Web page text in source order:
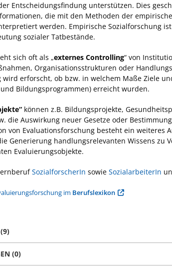
Entscheidungsfindung unterstützen. Dies
die mit den Methoden der
werden. Empirische Sozialforschung
sozialer Tatbestände.
sich oft als „externes Controlling“ von
Organisationsstrukturen oder
erforscht, ob bzw. in welchem Maße Ziele
und Bildungsprogrammen) erreicht wurden.
können z.B. Bildungsprojekte,
die Auswirkung neuer Gesetze oder
von Evaluationsforschung besteht ein weiteres
Generierung handlungsrelevanten Wissens zu
Evaluierungsobjekte.
SozialforscherIn sowie SozialarbeiterIn
im Berufslexikon
(0)